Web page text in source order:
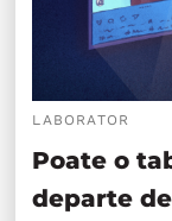
LABORATOR
Poate o
departe